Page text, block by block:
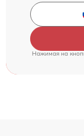
Нажимая на